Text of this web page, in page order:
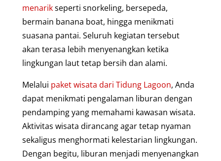
menarikseperti snorkeling, bersepeda,
bermain banana boat, hingga menikmati
suasana pantai. Seluruh kegiatan tersebut
akan terasa lebih menyenangkan ketika
lingkungan laut tetap bersih dan alami.
Melalui paket wisata dari Tidung Lagoon, Anda
dapat menikmati pengalaman liburan dengan
pendamping yang memahami kawasan wisata.
Aktivitas wisata dirancang agar tetap nyaman
sekaligus menghormati kelestarian lingkungan.
Dengan begitu, liburan menjadi menyenangkan